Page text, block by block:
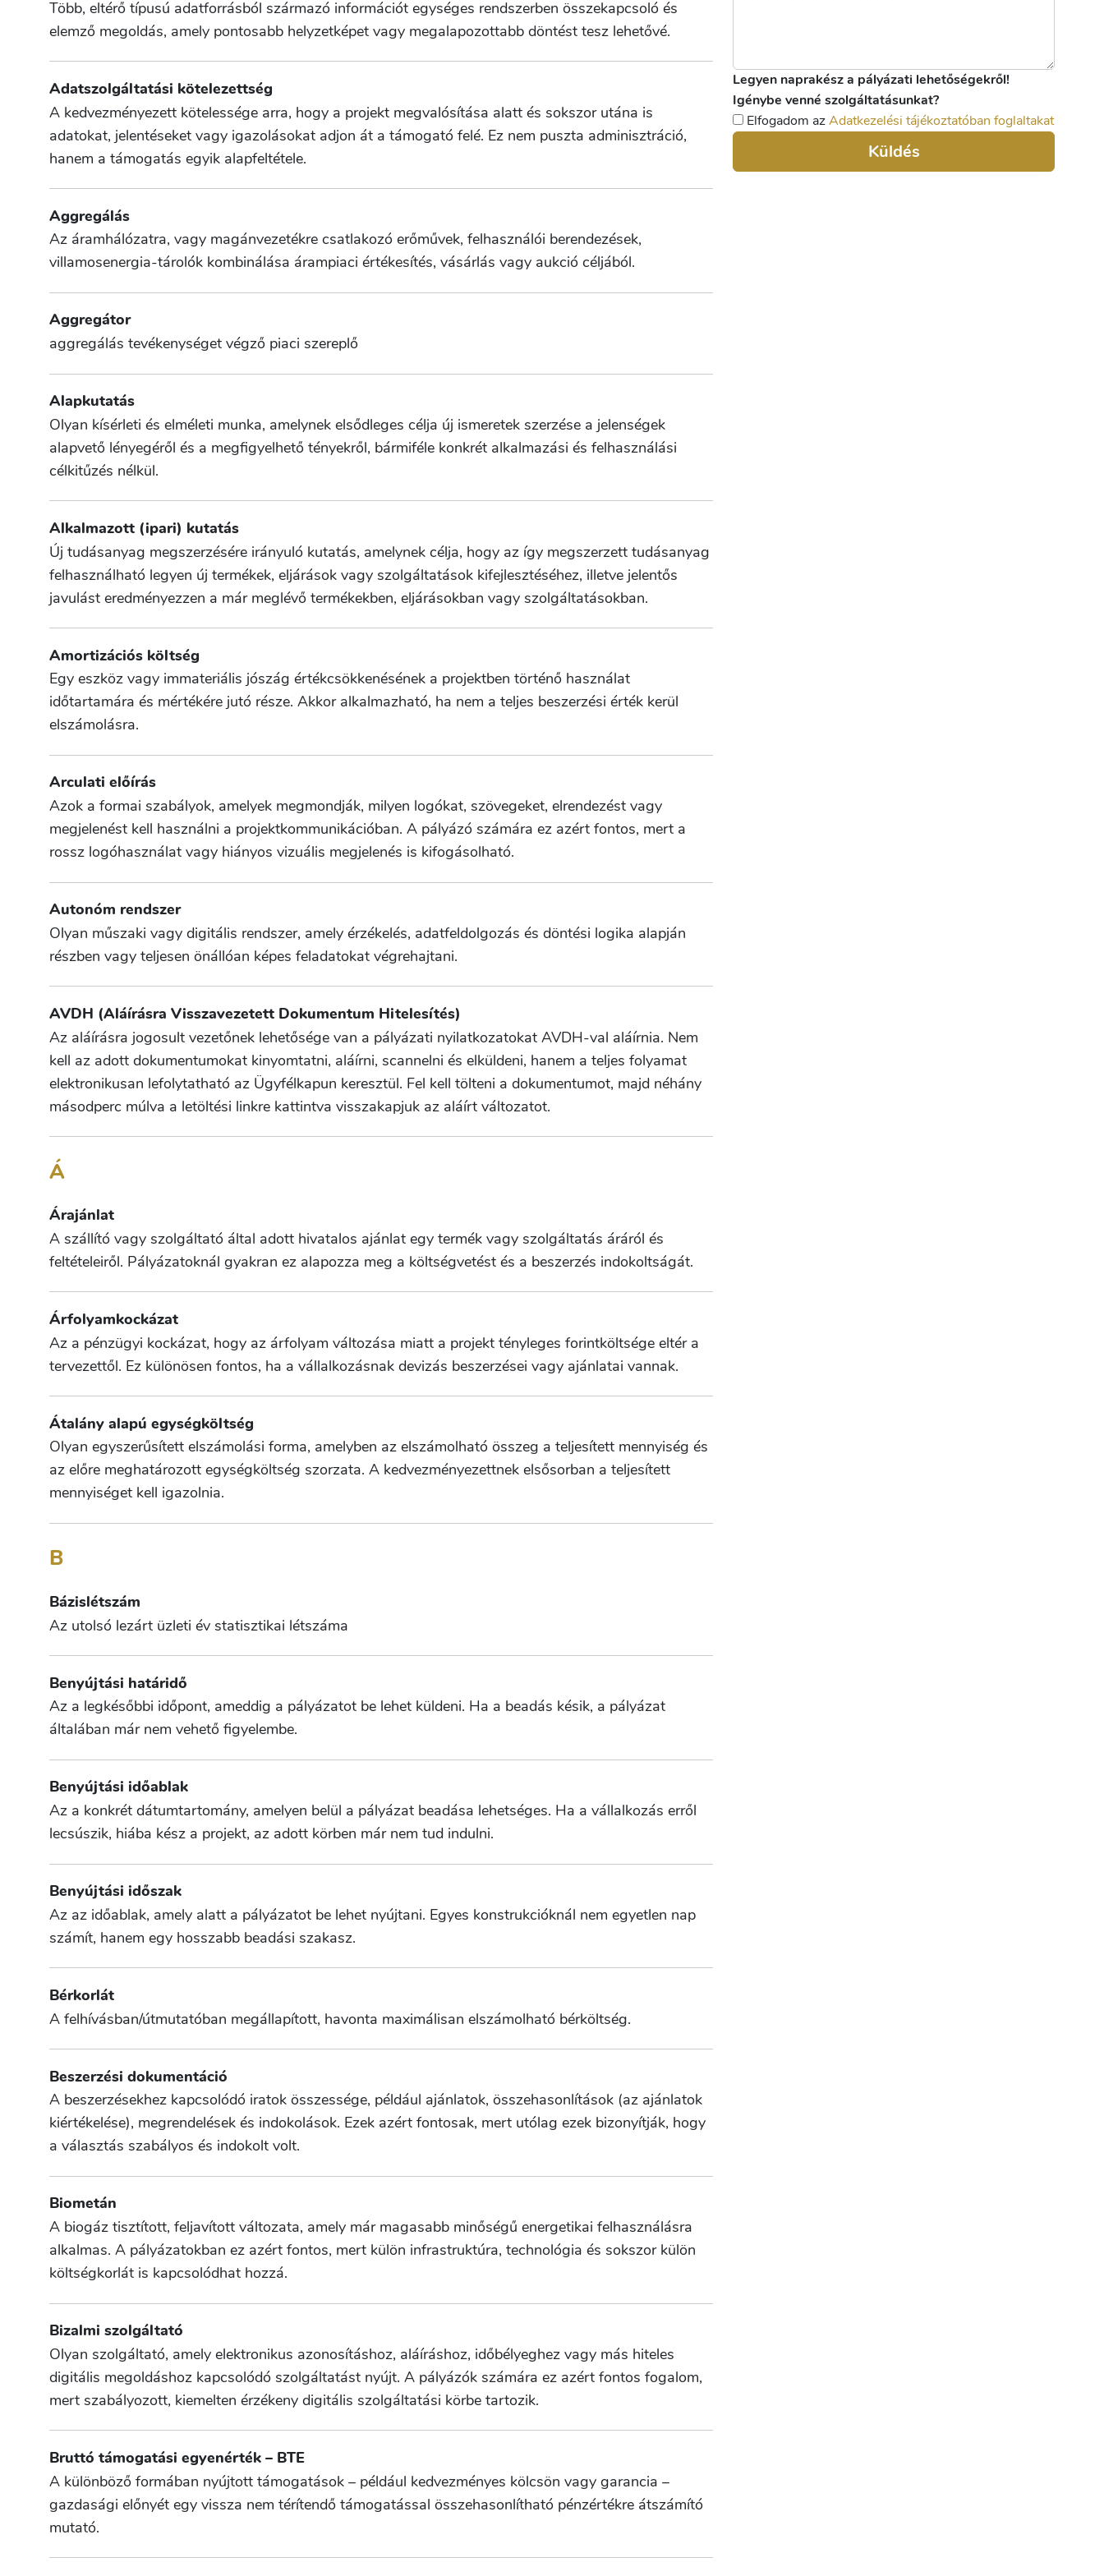
Több, eltérő típusú adatforrásból származó információt egységes rendszerben összekapcsoló és
elemző megoldás, amely pontosabb helyzetképet vagy megalapozottabb döntést tesz lehetővé.
Adatszolgáltatási kötelezettség
A kedvezményezett kötelessége arra, hogy a projekt megvalósítása alatt és sokszor utána is
adatokat, jelentéseket vagy igazolásokat adjon át a támogató felé. Ez nem puszta adminisztráció,
hanem a támogatás egyik alapfeltétele.
Aggregálás
Az áramhálózatra, vagy magánvezetékre csatlakozó erőművek, felhasználói berendezések,
villamosenergia-tárolók kombinálása árampiaci értékesítés, vásárlás vagy aukció céljából.
Aggregátor
aggregálás tevékenységet végző piaci szereplő
Alapkutatás
Olyan kísérleti és elméleti munka, amelynek elsődleges célja új ismeretek szerzése a jelenségek
alapvető lényegéről és a megfigyelhető tényekről, bármiféle konkrét alkalmazási és felhasználási
célkitűzés nélkül.
Alkalmazott (ipari) kutatás
Új tudásanyag megszerzésére irányuló kutatás, amelynek célja, hogy az így megszerzett tudásanyag
felhasználható legyen új termékek, eljárások vagy szolgáltatások kifejlesztéséhez, illetve jelentős
javulást eredményezzen a már meglévő termékekben, eljárásokban vagy szolgáltatásokban.
Amortizációs költség
Egy eszköz vagy immateriális jószág értékcsökkenésének a projektben történő használat
időtartamára és mértékére jutó része. Akkor alkalmazható, ha nem a teljes beszerzési érték kerül
elszámolásra.
Arculati előírás
Azok a formai szabályok, amelyek megmondják, milyen logókat, szövegeket, elrendezést vagy
megjelenést kell használni a projektkommunikációban. A pályázó számára ez azért fontos, mert a
rossz logóhasználat vagy hiányos vizuális megjelenés is kifogásolható.
Autonóm rendszer
Olyan műszaki vagy digitális rendszer, amely érzékelés, adatfeldolgozás és döntési logika alapján
részben vagy teljesen önállóan képes feladatokat végrehajtani.
AVDH (Aláírásra Visszavezetett Dokumentum Hitelesítés)
Az aláírásra jogosult vezetőnek lehetősége van a pályázati nyilatkozatokat AVDH-val aláírnia. Nem
kell az adott dokumentumokat kinyomtatni, aláírni, scannelni és elküldeni, hanem a teljes folyamat
elektronikusan lefolytatható az Ügyfélkapun keresztül. Fel kell tölteni a dokumentumot, majd néhány
másodperc múlva a letöltési linkre kattintva visszakapjuk az aláírt változatot.
Á
Árajánlat
A szállító vagy szolgáltató által adott hivatalos ajánlat egy termék vagy szolgáltatás áráról és
feltételeiről. Pályázatoknál gyakran ez alapozza meg a költségvetést és a beszerzés indokoltságát.
Árfolyamkockázat
Az a pénzügyi kockázat, hogy az árfolyam változása miatt a projekt tényleges forintköltsége eltér a
tervezettől. Ez különösen fontos, ha a vállalkozásnak devizás beszerzései vagy ajánlatai vannak.
Átalány alapú egységköltség
Olyan egyszerűsített elszámolási forma, amelyben az elszámolható összeg a teljesített mennyiség és
az előre meghatározott egységköltség szorzata. A kedvezményezettnek elsősorban a teljesített
mennyiséget kell igazolnia.
B
Bázislétszám
Az utolsó lezárt üzleti év statisztikai létszáma
Benyújtási határidő
Az a legkésőbbi időpont, ameddig a pályázatot be lehet küldeni. Ha a beadás késik, a pályázat
általában már nem vehető figyelembe.
Benyújtási időablak
Az a konkrét dátumtartomány, amelyen belül a pályázat beadása lehetséges. Ha a vállalkozás erről
lecsúszik, hiába kész a projekt, az adott körben már nem tud indulni.
Benyújtási időszak
Az az időablak, amely alatt a pályázatot be lehet nyújtani. Egyes konstrukcióknál nem egyetlen nap
számít, hanem egy hosszabb beadási szakasz.
Bérkorlát
A felhívásban/útmutatóban megállapított, havonta maximálisan elszámolható bérköltség.
Beszerzési dokumentáció
A beszerzésekhez kapcsolódó iratok összessége, például ajánlatok, összehasonlítások (az ajánlatok
kiértékelése), megrendelések és indokolások. Ezek azért fontosak, mert utólag ezek bizonyítják, hogy
a választás szabályos és indokolt volt.
Biometán
A biogáz tisztított, feljavított változata, amely már magasabb minőségű energetikai felhasználásra
alkalmas. A pályázatokban ez azért fontos, mert külön infrastruktúra, technológia és sokszor külön
költségkorlát is kapcsolódhat hozzá.
Bizalmi szolgáltató
Olyan szolgáltató, amely elektronikus azonosításhoz, aláíráshoz, időbélyeghez vagy más hiteles
digitális megoldáshoz kapcsolódó szolgáltatást nyújt. A pályázók számára ez azért fontos fogalom,
mert szabályozott, kiemelten érzékeny digitális szolgáltatási körbe tartozik.
Bruttó támogatási egyenérték – BTE
A különböző formában nyújtott támogatások – például kedvezményes kölcsön vagy garancia –
gazdasági előnyét egy vissza nem térítendő támogatással összehasonlítható pénzértékre átszámító
mutató.
Legyen naprakész a pályázati lehetőségekről!
Igénybe venné szolgáltatásunkat?
Elfogadom azAdatkezelési tájékoztatóban foglaltakat
Küldés